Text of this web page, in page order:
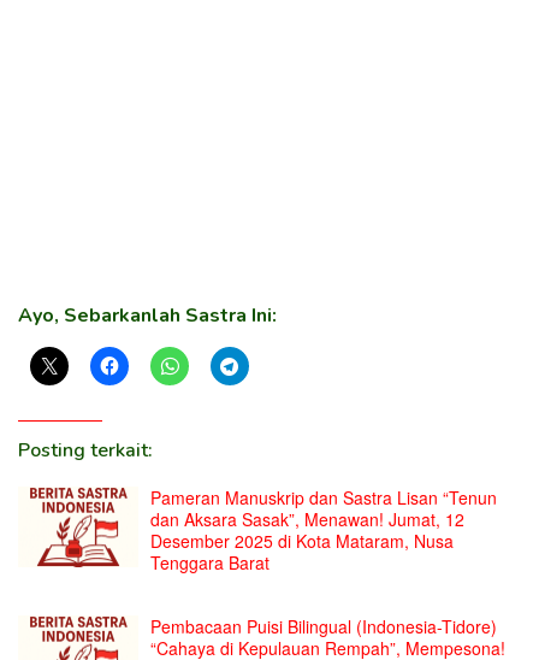
Ayo, Sebarkanlah Sastra Ini:
Posting terkait:
Pameran Manuskrip dan Sastra Lisan “Tenun
dan Aksara Sasak”, Menawan! Jumat, 12
Desember 2025 di Kota Mataram, Nusa
Tenggara Barat
Pembacaan Puisi Bilingual (Indonesia-Tidore)
“Cahaya di Kepulauan Rempah”, Mempesona!